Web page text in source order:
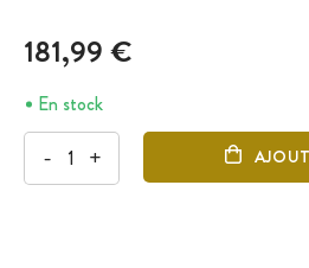
181,99 €
En stock
- +